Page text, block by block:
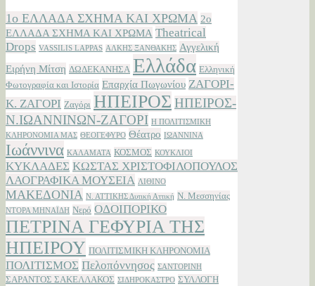
1ο ΕΛΛΑΔΑ ΣΧΗΜΑ ΚΑΙ ΧΡΩΜΑ 2ο
ΕΛΛΑΔΑ ΣΧΗΜΑ ΚΑΙ ΧΡΩΜΑ Theatrical
Drops VASSILIS LAPPAS ΑΛΚΗΣ ΞΑΝΘΑΚΗΣ Αγγελική
Ειρήνη Μίτση ΔΩΔΕΚΑΝΗΣΑ Ελλάδα Ελληνική
Φωτογραφία και Ιστορία Επαρχία Πωγωνίου ΖΑΓΟΡΙ-
Κ. ΖΑΓΟΡΙ Ζαγόρι ΗΠΕΙΡΟΣ ΗΠΕΙΡΟΣ-
Ν.ΙΩΑΝΝΙΝΩΝ-ΖΑΓΟΡΙ Η ΠΟΛΙΤΙΣΜΙΚΗ
ΚΛΗΡΟΝΟΜΙΑ ΜΑΣ ΘΕΟΓΕΦΥΡΟ Θέατρο ΙΩΑΝΝΙΝΑ
Ιωάννινα ΚΑΛΑΜΑΤΑ ΚΟΣΜΟΣ ΚΟΥΚΛΙΟΙ
ΚΥΚΛΑΔΕΣ ΚΩΣΤΑΣ ΧΡΙΣΤΟΦΙΛΟΠΟΥΛΟΣ
ΛΑΟΓΡΑΦΙΚΑ ΜΟΥΣΕΙΑ ΛΙΘΙΝΟ
ΜΑΚΕΔΟΝΙΑ Ν. ΑΤΤΙΚΗΣ Δυτική Αττική Ν. Μεσσηνίας
ΝΤΟΡΑ ΜΗΝΑΪΔΗ Νερό ΟΔΟΙΠΟΡΙΚΟ
ΠΕΤΡΙΝΑ ΓΕΦΥΡΙΑ ΤΗΣ
ΗΠΕΙΡΟΥ ΠΟΛΙΤΙΣΜΙΚΗ ΚΛΗΡΟΝΟΜΙΑ
ΠΟΛΙΤΙΣΜΟΣ Πελοπόννησος ΣΑΝΤΟΡΙΝΗ
ΣΑΡΑΝΤΟΣ ΣΑΚΕΛΛΑΚΟΣ ΣΙΔΗΡΟΚΑΣΤΡΟ ΣΥΛΛΟΓΗ